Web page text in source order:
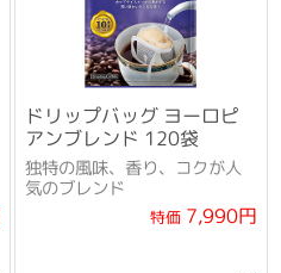
ドリップバッグ ヨーロピ
アンブレンド 120袋
独特の風味、香り、コクが人
気のブレンド
特価7,990円